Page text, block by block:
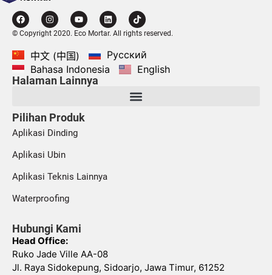
© Copyright 2020. Eco Mortar. All rights reserved.
中文 (中国)
Русский
Bahasa Indonesia
English
Halaman Lainnya
Pilihan Produk
Aplikasi Dinding
Aplikasi Ubin
Aplikasi Teknis Lainnya
Waterproofing
Hubungi Kami
Head Office:
Ruko Jade Ville AA-08
Jl. Raya Sidokepung, Sidoarjo, Jawa Timur, 61252